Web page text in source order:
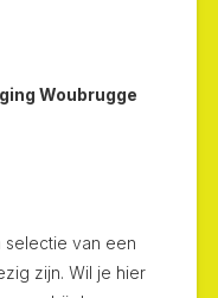
Woubrugge
van een
zijn. Wil je hier